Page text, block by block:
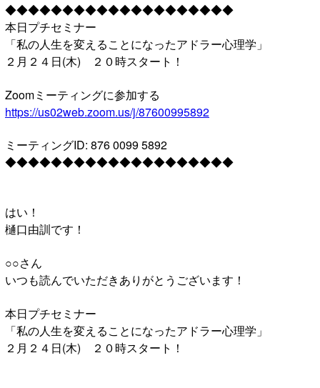
◆◆◆◆◆◆◆◆◆◆◆◆◆◆◆◆◆◆◆◆
本日プチセミナー
「私の人生を変えることになったアドラー心理学」
２月２４日(木) ２０時スタート！
Zoomミーティングに参加する
https://us02web.zoom.us/j/87600995892
ミーティングID: 876 0099 5892
◆◆◆◆◆◆◆◆◆◆◆◆◆◆◆◆◆◆◆◆
はい！
樋口由訓です！
○○さん
いつも読んでいただきありがとうございます！
本日プチセミナー
「私の人生を変えることになったアドラー心理学」
２月２４日(木) ２０時スタート！